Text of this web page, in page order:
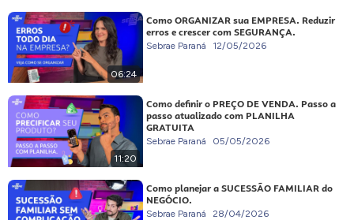
06:24
Como ORGANIZAR sua EMPRESA. Reduzir
erros e crescer com SEGURANÇA.
Sebrae Paraná 12/05/2026
11:20
Como definir o PREÇO DE VENDA. Passo a
passo atualizado com PLANILHA
GRATUITA
Sebrae Paraná 05/05/2026
Como planejar a SUCESSÃO FAMILIAR do
NEGÓCIO.
Sebrae Paraná 28/04/2026